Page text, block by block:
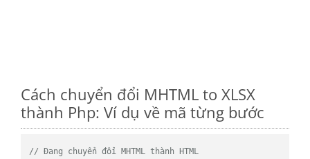
Cách chuyển đổi MHTML to XLSX
thành Php: Ví dụ về mã từng bước
// Đang chuyển đổi MHTML thành HTML